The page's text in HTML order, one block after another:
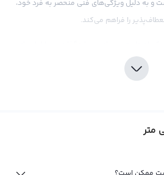
و به دلیل ویژگی‌های فنی منحصر به فرد خود،
را فراهم می‌کند.
حال حاضر این ارز را در کیف پول خود قرار
متر را با ارزهای دیگر فراهم می‌کنند. صرافی
کاربران را در خرید آنتی متر هدایت می‌کند و بهمتر